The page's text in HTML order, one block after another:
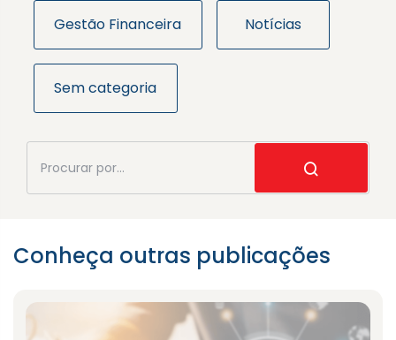
Gestão Financeira Notícias
Sem categoria
Conheça outras publicações